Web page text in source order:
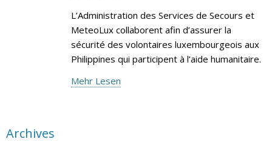
L’Administration des Services de Secours et
MeteoLux collaborent afin d’assurer la
sécurité des volontaires luxembourgeois aux
Philippines qui participent à l’aide humanitaire.
Mehr Lesen
Archives